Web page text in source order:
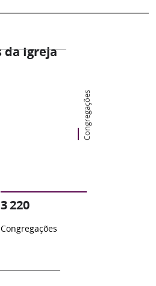
da Igreja
Congregações
3 220
Congregações